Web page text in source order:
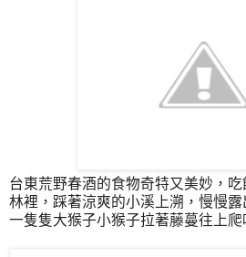
台東荒野春酒的食物奇特又美妙，
林裡，踩著涼爽的小溪上溯，慢慢露
一隻隻大猴子小猴子拉著藤蔓往上爬